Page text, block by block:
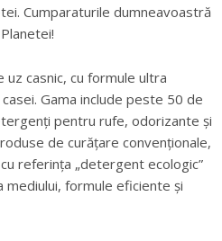
Cumparaturile dumneavoastră
casnic, cu formule ultra
Gama include peste 50 de
pentru rufe, odorizante și
de curățare convenționale,
referința „detergent ecologic”
mediului, formule eficiente și